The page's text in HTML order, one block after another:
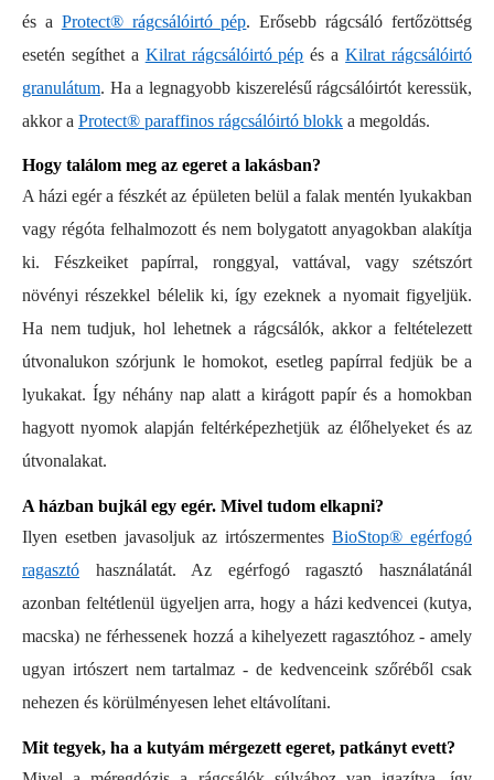
és a Protect® rágcsálóirtó pép. Erősebb rágcsáló fertőzöttség
esetén segíthet a Kilrat rágcsálóirtó pép és aKilrat rágcsálóirtó
granulátum. Ha a legnagyobb kiszerelésű rágcsálóirtót keressük,
akkor a Protect® paraffinos rágcsálóirtó blokk a megoldás.
Hogy találom meg az egeret a lakásban?
A házi egér a fészkét az épületen belül a falak mentén lyukakban
vagy régóta felhalmozott és nem bolygatott anyagokban alakítja
ki. Fészkeiket papírral, ronggyal, vattával, vagy szétszórt
növényi részekkel bélelik ki, így ezeknek a nyomait figyeljük.
Ha nem tudjuk, hol lehetnek a rágcsálók, akkor a feltételezett
útvonalukon szórjunk le homokot, esetleg papírral fedjük be a
lyukakat. Így néhány nap alatt a kirágott papír és a homokban
hagyott nyomok alapján feltérképezhetjük az élőhelyeket és az
útvonalakat.
A házban bujkál egy egér. Mivel tudom elkapni?
Ilyen esetben javasoljuk az irtószermentesBioStop® egérfogó
ragasztó használatát. Az egérfogó ragasztó használatánál
azonban feltétlenül ügyeljen arra, hogy a házi kedvencei (kutya,
macska) ne férhessenek hozzá a kihelyezett ragasztóhoz - amely
ugyan irtószert nem tartalmaz - de kedvenceink szőréből csak
nehezen és körülményesen lehet eltávolítani.
Mit tegyek, ha a kutyám mérgezett egeret, patkányt evett?